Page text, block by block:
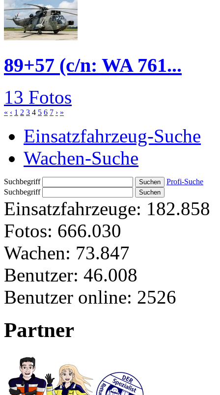
89+57 (c/n: WA 761...
13 Fotos
« ‹ 1 2 3 4 5 6 7 › »
Einsatzfahrzeug-Suche
Wachen-Suche
Suchbegriff
Profi-Suche
Suchbegriff
Einsatzfahrzeuge: 182.858
Fotos: 666.030
Wachen: 73.847
Benutzer: 46.008
Benutzer online: 2526
Partner